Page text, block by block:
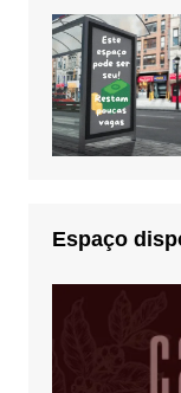
Espaço